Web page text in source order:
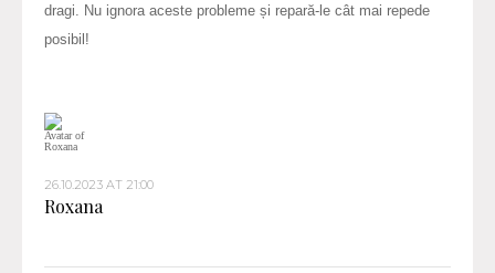
dragi. Nu ignora aceste probleme și repară-le cât mai repede
posibil!
26.10.2023 AT 21:00
Roxana